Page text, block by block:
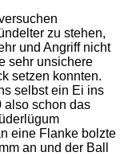
zu stehen,
und Angriff nicht
sehr unsichere
setzen konnten.
selbst ein Ei ins
also schon das
eine Flanke bolzte
an und der Ball